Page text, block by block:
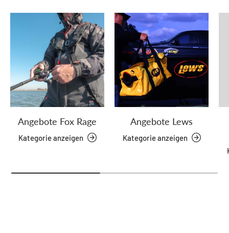
Angebote Fox Rage
Kategorie anzeigen
Angebote Lews
Kategorie anzeigen